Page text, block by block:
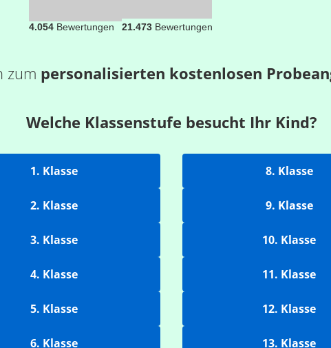
4.054Bewertungen 21.473Bewertungen
zum personalisierten kostenlosen
Welche Klassenstufe besucht Ihr Kind?
1. Klasse
2. Klasse
3. Klasse
4. Klasse
5. Klasse
6. Klasse
8. Klasse
9. Klasse
10. Klasse
11. Klasse
12. Klasse
13. Klasse